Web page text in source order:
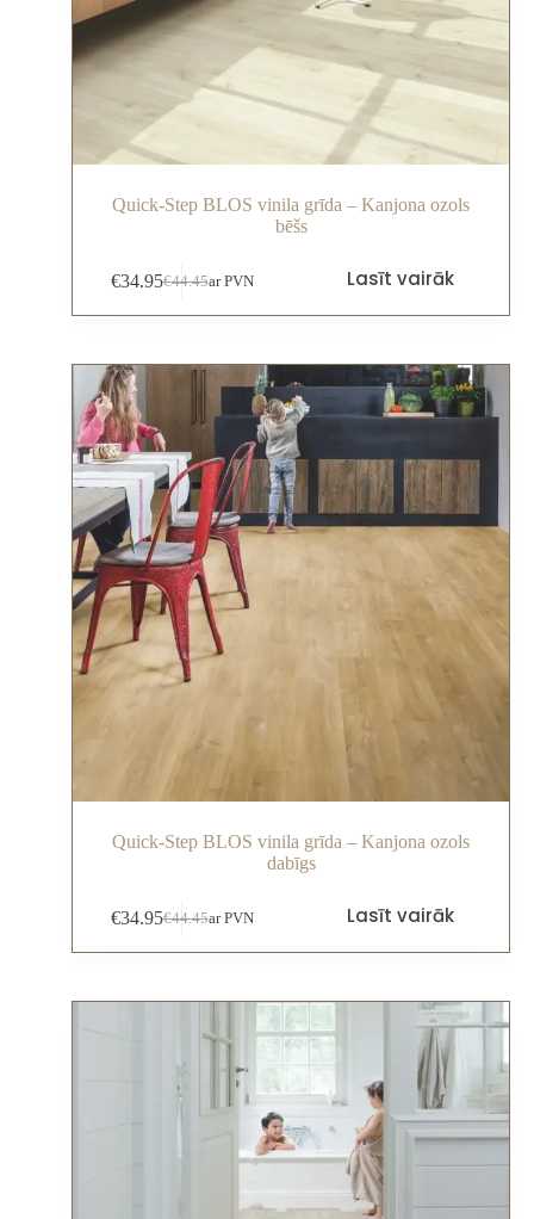
Quick-Step BLOS vinila grīda – Kanjona ozols
bēšs
€44.45
€34.95 ar PVN Lasīt vairāk
Quick-Step BLOS vinila grīda – Kanjona ozols
dabīgs
€44.45
€34.95 ar PVN Lasīt vairāk